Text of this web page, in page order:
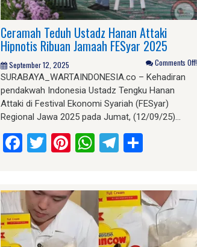
Ceramah Teduh Ustadz Hanan Attaki
Hipnotis Ribuan Jamaah FESyar 2025
September 12, 2025 Comments Off!
SURABAYA_WARTAINDONESIA.co – Kehadiran
pendakwah Indonesia Ustadz Tengku Hanan
Attaki di Festival Ekonomi Syariah (FESyar)
Regional Jawa 2025 pada Jumat, (12/09/25)…
Facebook
Twitter
Pinterest
WhatsApp
Telegram
Share